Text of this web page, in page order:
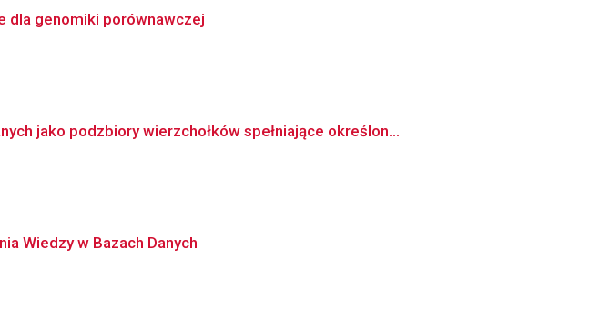
dla genomiki porównawczej
jako podzbiory wierzchołków spełniające określon...
Wiedzy w Bazach Danych